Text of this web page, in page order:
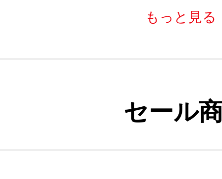
もっと見る
セール